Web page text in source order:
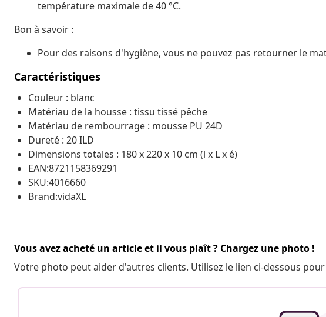
température maximale de 40 °C.
Bon à savoir :
Pour des raisons d'hygiène, vous ne pouvez pas retourner le
Caractéristiques
Couleur : blanc
Matériau de la housse : tissu tissé pêche
Matériau de rembourrage : mousse PU 24D
Dureté : 20 ILD
Dimensions totales : 180 x 220 x 10 cm (l x L x é)
EAN:8721158369291
SKU:4016660
Brand:vidaXL
Vous avez acheté un article et il vous plaît ? Chargez une photo !
Votre photo peut aider d'autres clients. Utilisez le lien ci-dessous